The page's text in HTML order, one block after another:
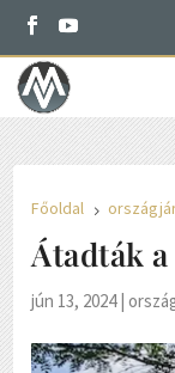
Főoldal 5
Átadták
jún 13, 2024|